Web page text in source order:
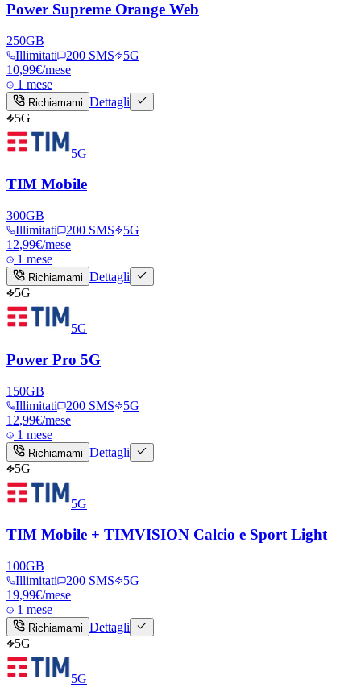
Power Supreme Orange Web
250GB
Illimitati
200 SMS
5G
10,99€/mese
1 mese
Richiamami Dettagli
5G
5G
TIM Mobile
300GB
Illimitati
200 SMS
5G
12,99€/mese
1 mese
Richiamami Dettagli
5G
5G
Power Pro 5G
150GB
Illimitati
200 SMS
5G
12,99€/mese
1 mese
Richiamami Dettagli
5G
5G
TIM Mobile + TIMVISION Calcio e Sport Light
100GB
Illimitati
200 SMS
5G
19,99€/mese
1 mese
Richiamami Dettagli
5G
5G